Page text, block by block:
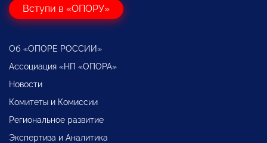
Вступи в «ОПОРУ»
Об «ОПОРЕ РОССИИ»
Ассоциация «НП «ОПОРА»
Новости
Комитеты и Комиссии
Региональное развитие
Экспертиза и Аналитика